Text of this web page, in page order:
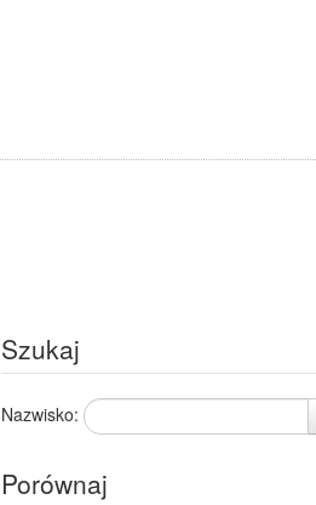
Szukaj
Nazwisko:
Porównaj